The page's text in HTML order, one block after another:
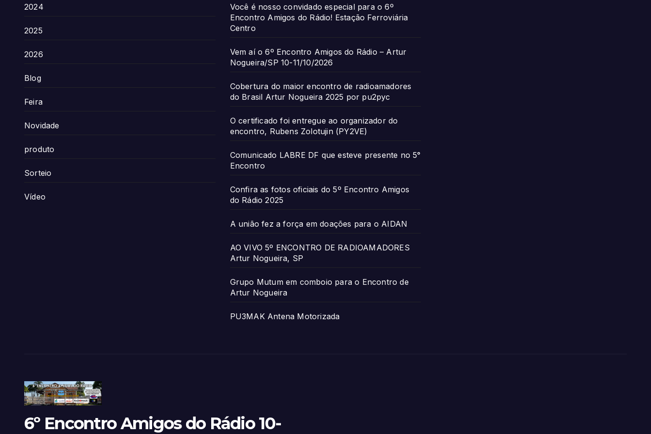
2024
2025
2026
Blog
Feira
Novidade
produto
Sorteio
Vídeo
Você é nosso convidado especial para o 6º
Encontro Amigos do Rádio! Estação Ferroviária
Centro
Vem aí o 6º Encontro Amigos do Rádio – Artur
Nogueira/SP 10-11/10/2026
Cobertura do maior encontro de radioamadores
do Brasil Artur Nogueira 2025 por pu2pyc
O certificado foi entregue ao organizador do
encontro, Rubens Zolotujin (PY2VE)
Comunicado LABRE DF que esteve presente no 5°
Encontro
Confira as fotos oficiais do 5º Encontro Amigos
do Rádio 2025
A união fez a força em doações para o AIDAN
AO VIVO 5º ENCONTRO DE RADIOAMADORES
Artur Nogueira, SP
Grupo Mutum em comboio para o Encontro de
Artur Nogueira
PU3MAK Antena Motorizada
6º Encontro Amigos do Rádio 10-